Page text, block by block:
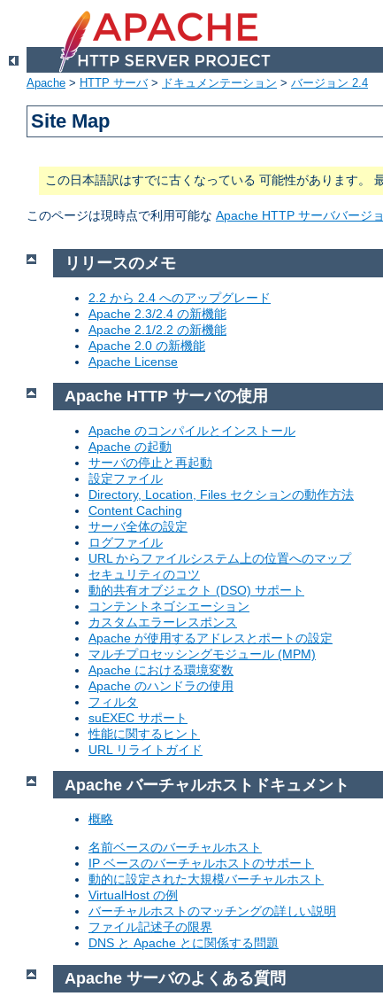
Apache > HTTP サーバ> ドキュメンテーション > バージョン 2.4
Site Map
この日本語訳はすでに古くなっている 可能性があります。
このページは現時点で利用可能な Apache HTTP サーババージ
リリースのメモ
2.2 から 2.4 へのアップグレード
Apache 2.3/2.4 の新機能
Apache 2.1/2.2 の新機能
Apache 2.0 の新機能
Apache License
Apache HTTP サーバの使用
Apache のコンパイルとインストール
Apache の起動
サーバの停止と再起動
設定ファイル
Directory, Location, Files セクションの動作方法
Content Caching
サーバ全体の設定
ログファイル
URL からファイルシステム上の位置へのマップ
セキュリティのコツ
動的共有オブジェクト (DSO) サポート
コンテントネゴシエーション
カスタムエラーレスポンス
Apache が使用するアドレスとポートの設定
マルチプロセッシングモジュール (MPM)
Apache における環境変数
Apache のハンドラの使用
フィルタ
suEXEC サポート
性能に関するヒント
URL リライトガイド
Apache バーチャルホストドキュメント
概略
名前ベースのバーチャルホスト
IP ベースのバーチャルホストのサポート
動的に設定された大規模バーチャルホスト
VirtualHost の例
バーチャルホストのマッチングの詳しい説明
ファイル記述子の限界
DNS と Apache とに関係する問題
Apache サーバのよくある質問